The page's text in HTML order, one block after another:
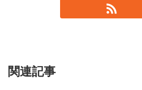
関連記事